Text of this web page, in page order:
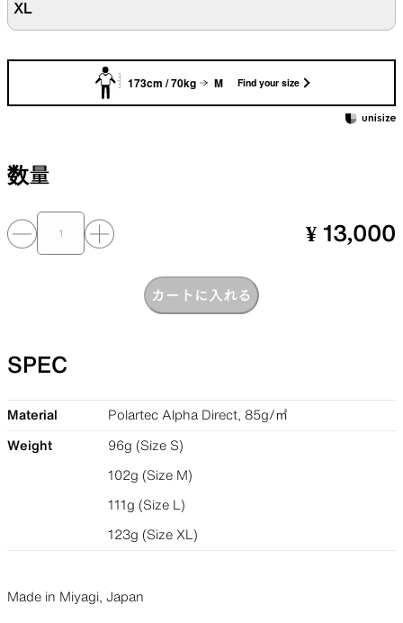
XL
173cm / 70kg M Find your size
数量
¥ 13,000
カートに入れる
SPEC
Material Polartec Alpha Direct, 85g/㎡
Weight 96g (Size S)
102g (Size M)
111g (Size L)
123g (Size XL)
Made in Miyagi, Japan